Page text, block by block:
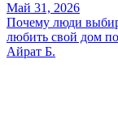
Май 31, 2026
Почему люди
любить свой дом
Айрат Б.